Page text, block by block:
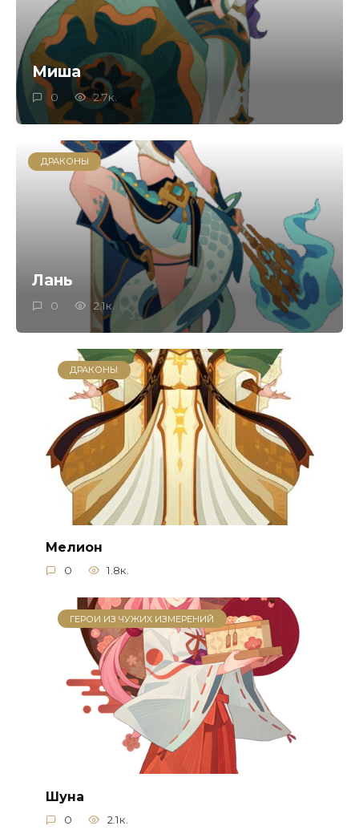
Миша
0 2.7к.
ДРАКОНЫ
Лань
0 2.1к.
ДРАКОНЫ
Мелион
0 1.8к.
ГЕРОИ ИЗ ЧУЖИХ ИЗМЕРЕНИЙ
Шуна
0 2.1к.